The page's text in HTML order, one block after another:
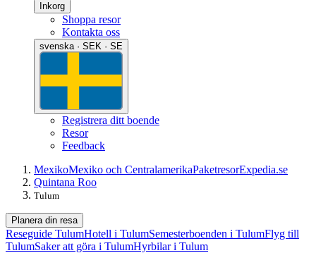
Inkorg
Shoppa resor
Kontakta oss
svenska · SEK · SE
Registrera ditt boende
Resor
Feedback
MexikoMexiko och CentralamerikaPaketresorExpedia.se
Quintana Roo
Tulum
Planera din resa
Reseguide TulumHotell i TulumSemesterboenden i TulumFlyg till
TulumSaker att göra i TulumHyrbilar i Tulum